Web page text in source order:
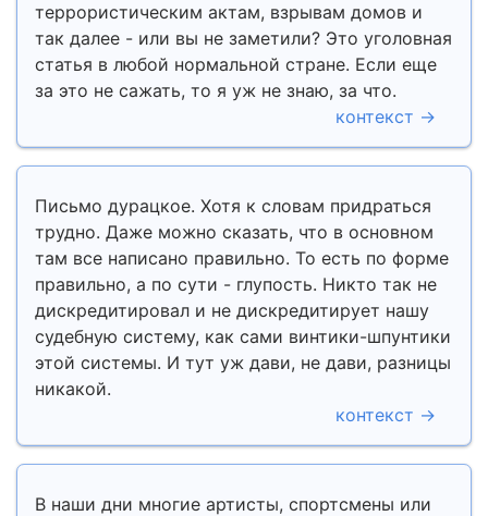
террористическим актам, взрывам домов и
так далее - или вы не заметили? Это уголовная
статья в любой нормальной стране. Если еще
за это не сажать, то я уж не знаю, за что.
контекст →
Письмо дурацкое. Хотя к словам придраться
трудно. Даже можно сказать, что в основном
там все написано правильно. То есть по форме
правильно, а по сути - глупость. Никто так не
дискредитировал и не дискредитирует нашу
судебную систему, как сами винтики-шпунтики
этой системы. И тут уж дави, не дави, разницы
никакой.
контекст →
В наши дни многие артисты, спортсмены или